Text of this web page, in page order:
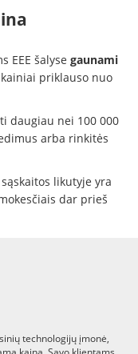
EEE šalyse gaunami
priklauso nuo
daugiau nei 100 000
arba rinkitės
likutyje yra
dar prieš
technologijų įmonė,